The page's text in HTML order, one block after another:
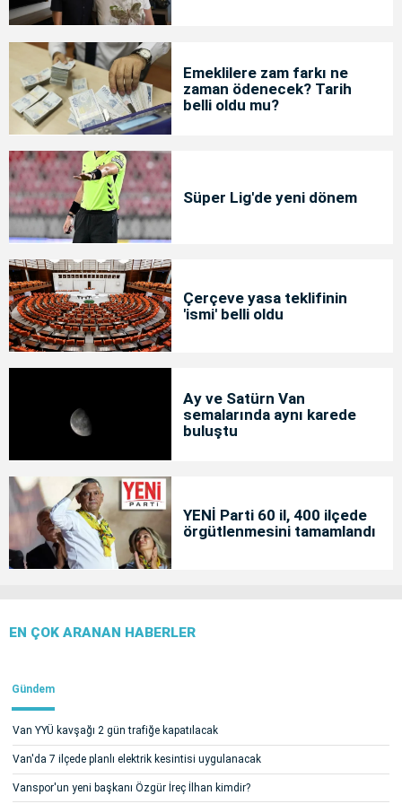
Emeklilere zam farkı ne
zaman ödenecek? Tarih
belli oldu mu?
Süper Lig'de yeni dönem
Çerçeve yasa teklifinin
'ismi' belli oldu
Ay ve Satürn Van
semalarında aynı karede
buluştu
YENİ Parti 60 il, 400 ilçede
örgütlenmesini tamamlandı
EN ÇOK ARANAN HABERLER
Gündem
Van YYÜ kavşağı 2 gün trafiğe kapatılacak
Van'da 7 ilçede planlı elektrik kesintisi uygulanacak
Vanspor'un yeni başkanı Özgür İreç İlhan kimdir?